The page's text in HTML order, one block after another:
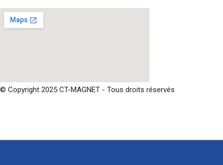
© Copyright 2025 CT-MAGNET - Tous droits réservés